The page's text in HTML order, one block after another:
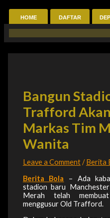
to
contentHOME DAFTAR
Bangun
Trafford
Markas Tim
Wanita
Leave a Comment/Berita
Berita Bola – Ada
stadion baru
Merah telah
menggusur Old Trafford.